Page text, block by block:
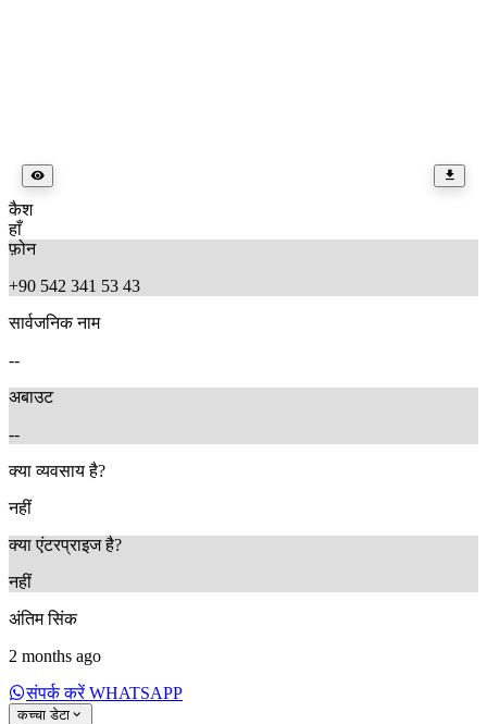
कैश
हाँ
फ़ोन
+90 542 341 53 43
सार्वजनिक नाम
--
अबाउट
--
क्या व्यवसाय है?
नहीं
क्या एंटरप्राइज है?
नहीं
अंतिम सिंक
2 months ago
संपर्क करें WHATSAPP
कच्चा डेटा